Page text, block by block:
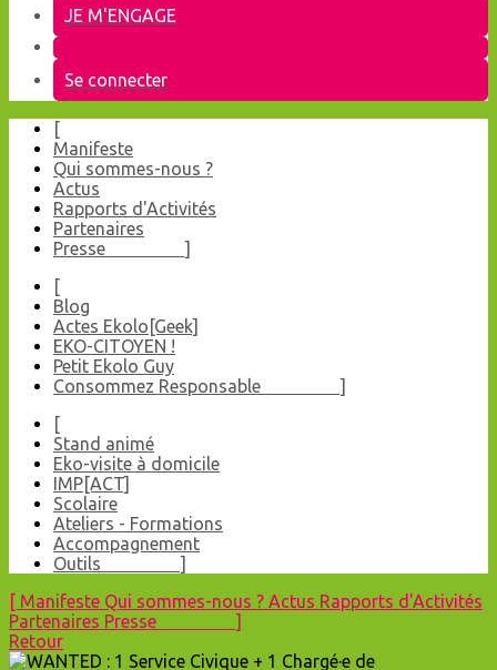
JE M'ENGAGE
Se connecter
[
Manifeste
Qui sommes-nous ?
Actus
Rapports d'Activités
Partenaires
Presse ]
[
Blog
Actes Ekolo[Geek]
EKO-CITOYEN !
Petit Ekolo Guy
Consommez Responsable ]
[
Stand animé
Eko-visite à domicile
IMP[ACT]
Scolaire
Ateliers - Formations
Accompagnement
Outils ]
[ Manifeste Qui sommes-nous ? Actus Rapports d'Activités
Partenaires Presse ]
Retour